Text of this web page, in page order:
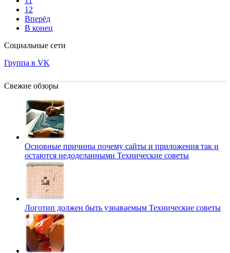
12
Вперёд
В конец
Социальные сети
Группа в VK
Свежие обзоры
Основные причины почему сайты и приложения так и
остаются недоделанными Технические советы
Логотип должен быть узнаваемым Технические советы